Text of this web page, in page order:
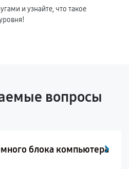
и узнайте, что такое
вопросы
блока компьютера